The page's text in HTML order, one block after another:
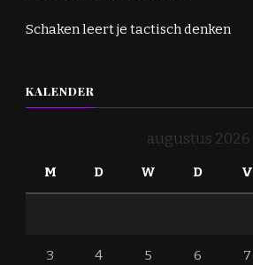
Schaken leert je tactisch denken
KALENDER
augustus 2026
M D W D V
3 4 5 6 7